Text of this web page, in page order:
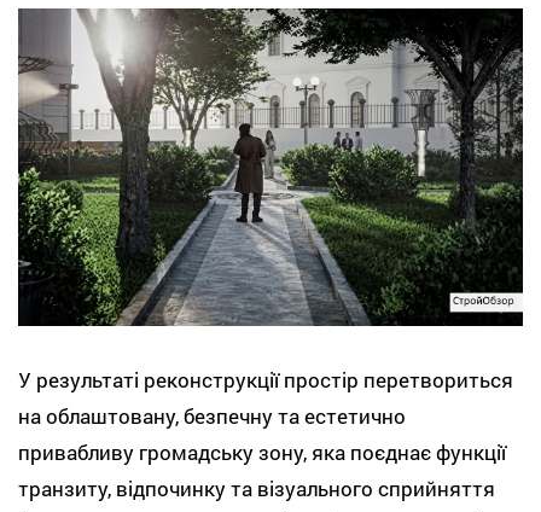
У результаті реконструкції простір перетвориться
на облаштовану, безпечну та естетично
привабливу громадську зону, яка поєднає функції
транзиту, відпочинку та візуального сприйняття